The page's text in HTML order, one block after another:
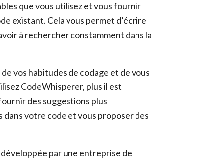
que vous utilisez et vous fournir
existant. Cela vous permet d’écrire
à rechercher constamment dans la
vos habitudes de codage et de vous
CodeWhisperer, plus il est
des suggestions plus
votre code et vous proposer des
par une entreprise de